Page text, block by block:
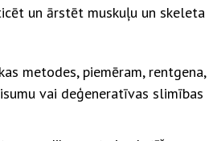
un ārstēt muskuļu un skeleta
metodes, piemēram, rentgena,
vai deģeneratīvas slimības